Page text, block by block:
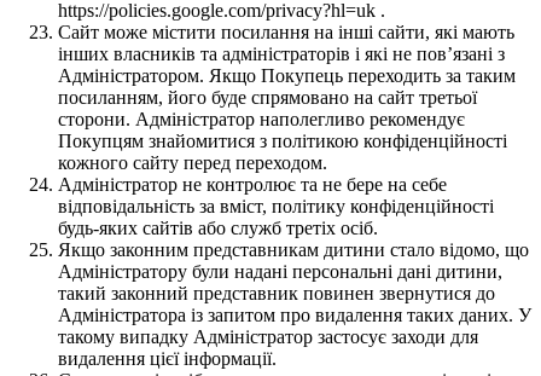
https://policies.google.com/privacy?hl=uk .
Сайт може містити посилання на інші сайти, які мають
інших власників та адміністраторів і які не пов’язані з
Адміністратором. Якщо Покупець переходить за таким
посиланням, його буде спрямовано на сайт третьої
сторони. Адміністратор наполегливо рекомендує
Покупцям знайомитися з політикою конфіденційності
кожного сайту перед переходом.
Адміністратор не контролює та не бере на себе
відповідальність за вміст, політику конфіденційності
будь-яких сайтів або служб третіх осіб.
Якщо законним представникам дитини стало відомо, що
Адміністратору були надані персональні дані дитини,
такий законний представник повинен звернутися до
Адміністратора із запитом про видалення таких даних. У
такому випадку Адміністратор застосує заходи для
видалення цієї інформації.